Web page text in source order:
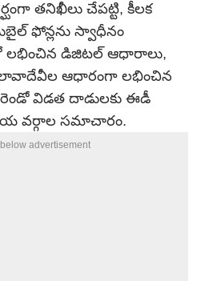
తనిఖీలు చేపట్టి, కీలక
ఫోన్లను స్వాధీనం
లభించిన డిజిటల్ ఆధారాలు,
లావాదేవీల ఆధారంగా లభించిన
విడత దాడులకు ఈడీ
వర్గాల సమాచారం.
advertisement